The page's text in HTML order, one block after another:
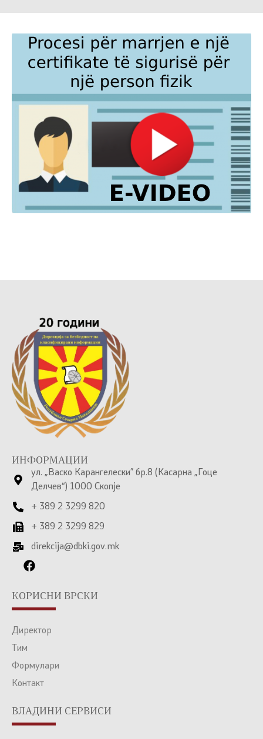
ИНФОРМАЦИИ
ул. „Васко Карангелески” бр.8 (Касарна „Гоце
Делчев“) 1000 Скопје
+ 389 2 3299 820
+ 389 2 3299 829
direkcija@dbki.gov.mk
КОРИСНИ ВРСКИ
Директор
Тим
Формулари
Контакт
ВЛАДИНИ СЕРВИСИ